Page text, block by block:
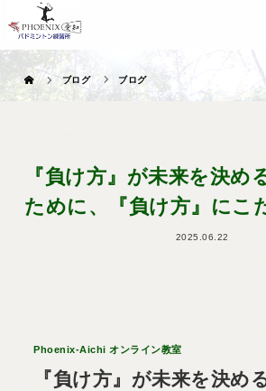
ブログ ブログ
『負け方』が未来を決め
ために、『負け方』にこ
2025.06.22
Phoenix-Aichi オンライン教室
『負け方』が未来を決める